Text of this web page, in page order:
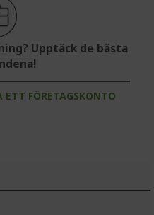
Upptäck de bästa
ETT FÖRETAGSKONTO